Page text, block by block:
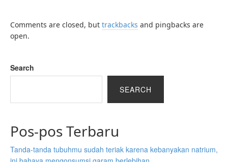
Comments are closed, but trackbacks and pingbacks are
open.
Search
SEARCH
Pos-pos Terbaru
Tanda-tanda tubuhmu sudah teriak karena kebanyakan natrium,